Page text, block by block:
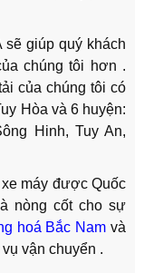
giúp quý khách
chúng tôi hơn .
của chúng tôi có
Hòa và 6 huyện:
Hinh, Tuy An,
máy được Quốc
nòng cốt cho sự
hoá Bắc Nam và
vận chuyển .